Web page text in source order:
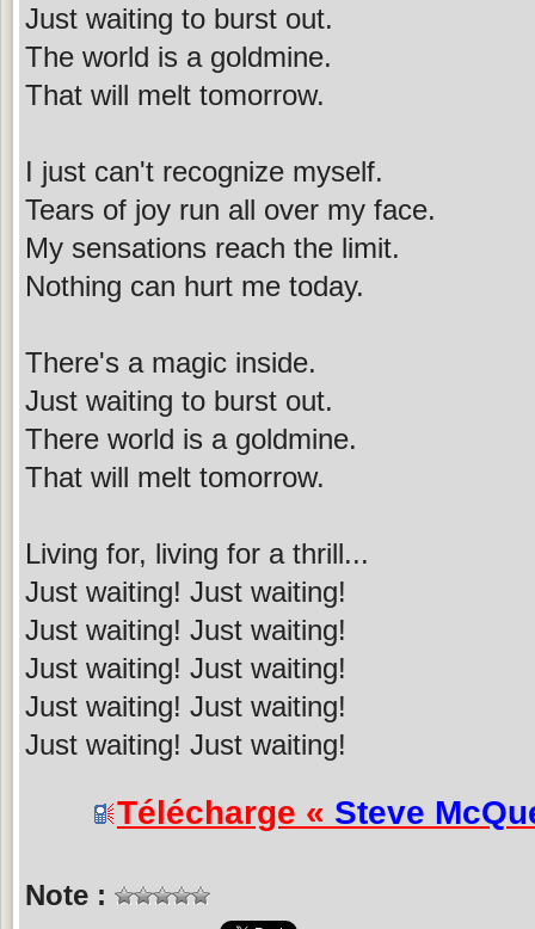
Just waiting to burst out.
The world is a goldmine.
That will melt tomorrow.
I just can't recognize myself.
Tears of joy run all over my face.
My sensations reach the limit.
Nothing can hurt me today.
There's a magic inside.
Just waiting to burst out.
There world is a goldmine.
That will melt tomorrow.
Living for, living for a thrill...
Just waiting! Just waiting!
Just waiting! Just waiting!
Just waiting! Just waiting!
Just waiting! Just waiting!
Just waiting! Just waiting!
Télécharge « Steve
Note :